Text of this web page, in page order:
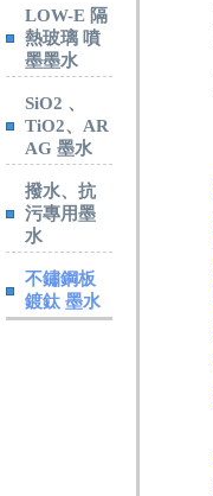
LOW-E 隔
熱玻璃 噴
墨墨水
SiO2 、
TiO2、AR
AG 墨水
撥水、抗
污專用墨
水
不鏽鋼板
鍍鈦 墨水